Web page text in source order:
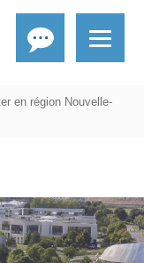
en région Nouvelle-